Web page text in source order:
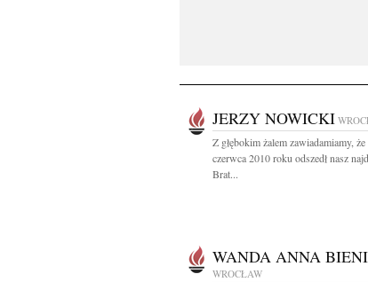
JERZY NOWICKI
Z głębokim żalem zawiadamiamy,
czerwca 2010 roku odszedł nasz
Brat...
WANDA ANNA
WROCŁAW